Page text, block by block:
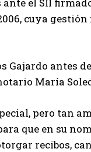
cuya
Gajardo antes
María
pero tan
que en su
recibos,